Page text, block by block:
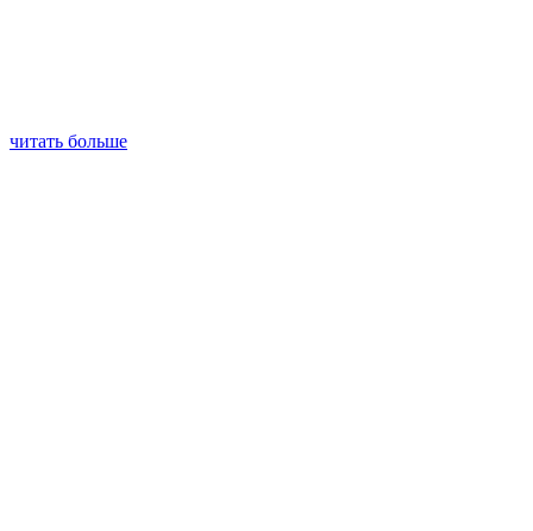
читать больше